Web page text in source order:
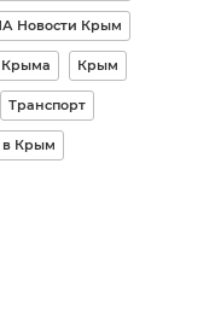
Новости Крым
Крыма Крым
Транспорт
в Крым